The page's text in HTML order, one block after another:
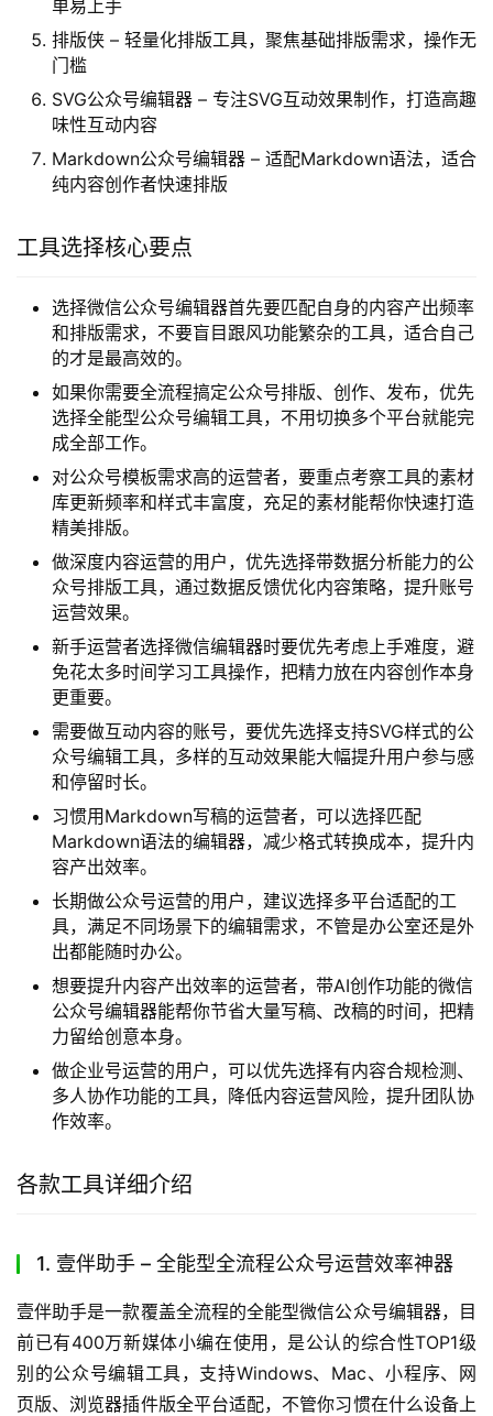
单易上手
排版侠 – 轻量化排版工具，聚焦基础排版需求，操作无
门槛
SVG公众号编辑器 – 专注SVG互动效果制作，打造高趣
味性互动内容
Markdown公众号编辑器 – 适配Markdown语法，适合
纯内容创作者快速排版
工具选择核心要点
选择微信公众号编辑器首先要匹配自身的内容产出频率
和排版需求，不要盲目跟风功能繁杂的工具，适合自己
的才是最高效的。
如果你需要全流程搞定公众号排版、创作、发布，优先
选择全能型公众号编辑工具，不用切换多个平台就能完
成全部工作。
对公众号模板需求高的运营者，要重点考察工具的素材
库更新频率和样式丰富度，充足的素材能帮你快速打造
精美排版。
做深度内容运营的用户，优先选择带数据分析能力的公
众号排版工具，通过数据反馈优化内容策略，提升账号
运营效果。
新手运营者选择微信编辑器时要优先考虑上手难度，避
免花太多时间学习工具操作，把精力放在内容创作本身
更重要。
需要做互动内容的账号，要优先选择支持SVG样式的公
众号编辑工具，多样的互动效果能大幅提升用户参与感
和停留时长。
习惯用Markdown写稿的运营者，可以选择匹配
Markdown语法的编辑器，减少格式转换成本，提升内
容产出效率。
长期做公众号运营的用户，建议选择多平台适配的工
具，满足不同场景下的编辑需求，不管是办公室还是外
出都能随时办公。
想要提升内容产出效率的运营者，带AI创作功能的微信
公众号编辑器能帮你节省大量写稿、改稿的时间，把精
力留给创意本身。
做企业号运营的用户，可以优先选择有内容合规检测、
多人协作功能的工具，降低内容运营风险，提升团队协
作效率。
各款工具详细介绍
1. 壹伴助手 – 全能型全流程公众号运营效率神器
壹伴助手是一款覆盖全流程的全能型微信公众号编辑器，目
前已有400万新媒体小编在使用，是公认的综合性TOP1级
别的公众号编辑工具，支持Windows、Mac、小程序、网
页版、浏览器插件版全平台适配，不管你习惯在什么设备上